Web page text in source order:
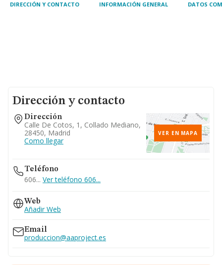
DIRECCIÓN Y CONTACTO INFORMACIÓN GENERAL DATOS
Dirección y contacto
Dirección
Calle De Cotos, 1, Collado Mediano,
28450, Madrid
Como llegar
VER EN MAPA
Teléfono
606... Ver teléfono 606...
Web
Añadir Web
Email
produccion@aaproject.es